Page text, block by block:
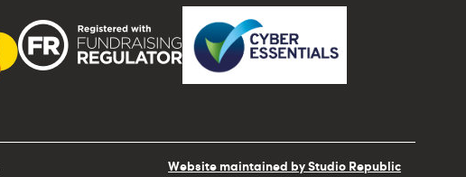
Website maintained by Studio Republic